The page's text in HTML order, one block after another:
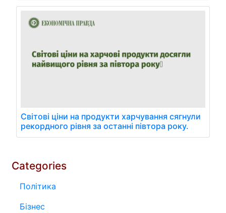
Світові ціни на продукти харчування сягнули
рекордного рівня за останні півтора року.
Categories
Політика
Бізнес